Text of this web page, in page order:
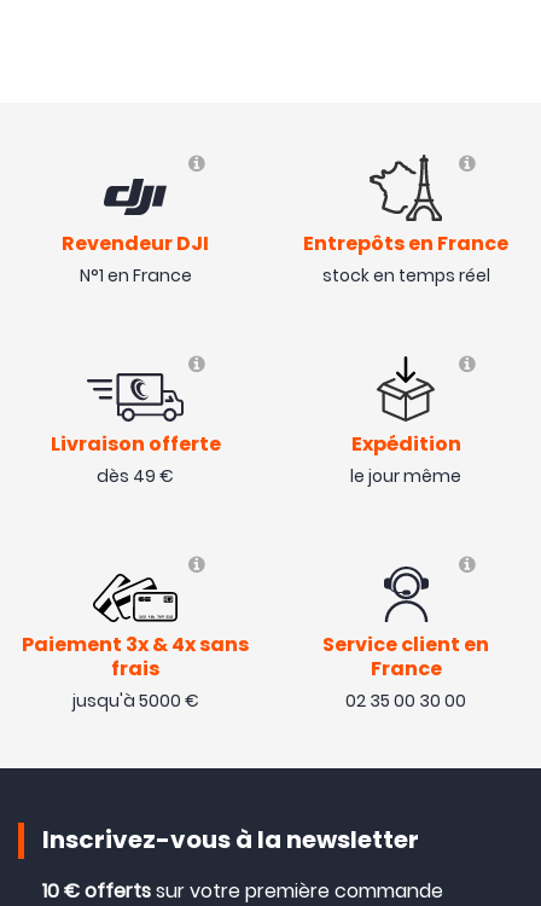
Revendeur DJI
N°1 en France
Entrepôts en France
stock en temps réel
Livraison offerte
dès 49 €
Expédition
le jour même
Paiement 3x & 4x sans
frais
jusqu'à 5000 €
Service client en
France
02 35 00 30 00
Inscrivez-vous à la newsletter
10 € offertssur votre première commande